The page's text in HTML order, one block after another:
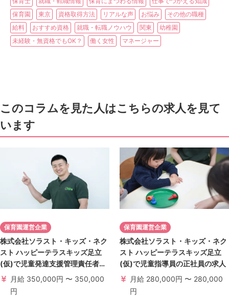
保育園
東京 資格取得方法 リアルな声 お悩み
その他の職種
給料
おすすめ資格 就職・転職ノウハウ 関東
幼稚園
未経験・無資格でもOK？
働く女性 マネージャー
このコラムを見た人はこちらの求人を見て
います
保育園運営企業
株式会社ソラスト・キッズ・ネク
スト ハッピーテラスキッズ足立
(仮)で児童発達支援管理責任者の
正社員の求人
月給 350,000円 〜 350,000
円
保育園運営企業
株式会社ソラスト・キッズ・ネク
スト ハッピーテラスキッズ足立
(仮)で児童指導員の正社員の求人
月給 280,000円 〜 280,000
円